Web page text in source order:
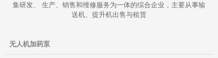
集研发、 生产、销售和维修服务为一体的综合企业，主要从事输
送机、提升机出售与租赁
无人机加药泵